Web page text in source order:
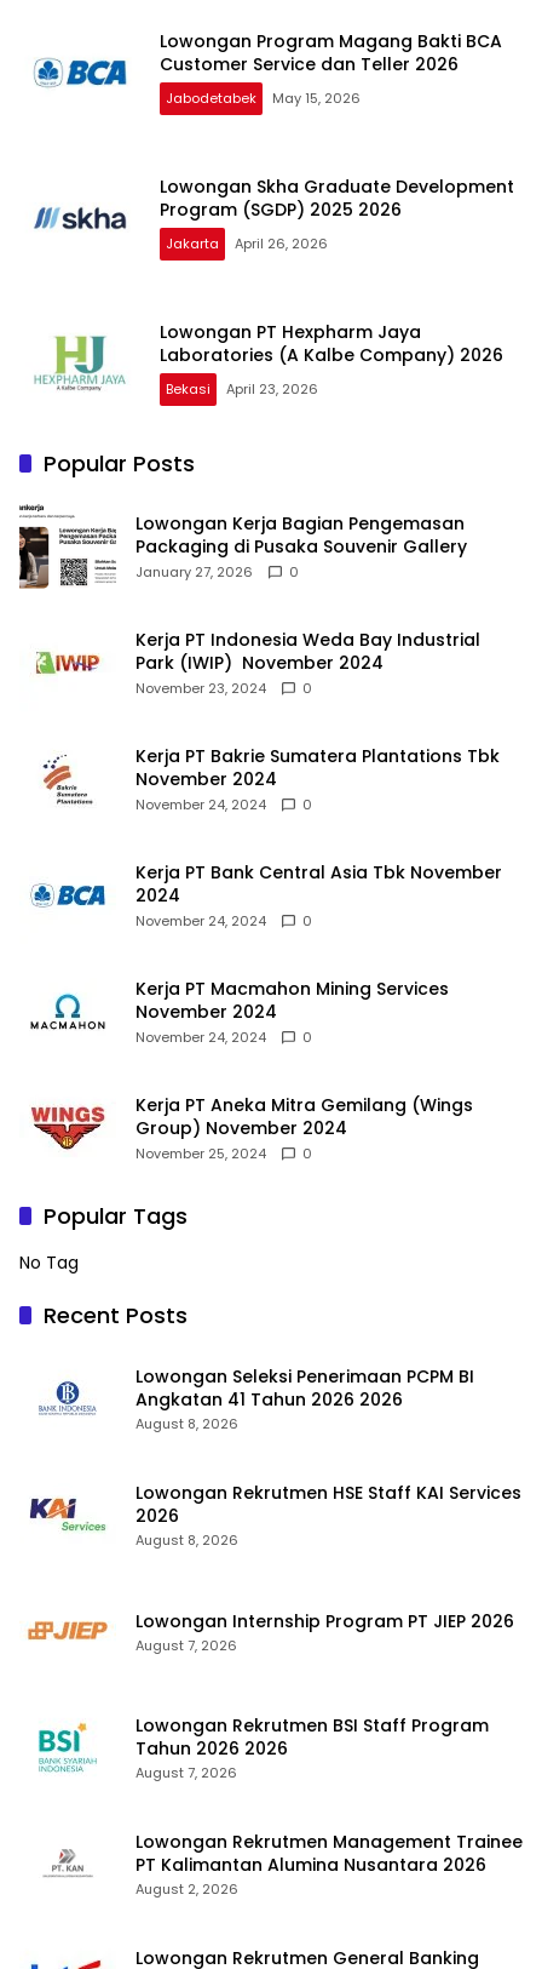
Lowongan Program Magang Bakti BCA
Customer Service dan Teller 2026
Jabodetabek May 15, 2026
Lowongan Skha Graduate Development
Program (SGDP) 2025 2026
Jakarta April 26, 2026
Lowongan PT Hexpharm Jaya
Laboratories (A Kalbe Company) 2026
Bekasi April 23, 2026
Popular Posts
Lowongan Kerja Bagian Pengemasan
Packaging di Pusaka Souvenir Gallery
January 27, 2026 0
Kerja PT Indonesia Weda Bay Industrial
Park (IWIP) November 2024
November 23, 2024 0
Kerja PT Bakrie Sumatera Plantations Tbk
November 2024
November 24, 2024 0
Kerja PT Bank Central Asia Tbk November
2024
November 24, 2024 0
Kerja PT Macmahon Mining Services
November 2024
November 24, 2024 0
Kerja PT Aneka Mitra Gemilang (Wings
Group) November 2024
November 25, 2024 0
Popular Tags
No Tag
Recent Posts
Lowongan Seleksi Penerimaan PCPM BI
Angkatan 41 Tahun 2026 2026
August 8, 2026
Lowongan Rekrutmen HSE Staff KAI Services
2026
August 8, 2026
Lowongan Internship Program PT JIEP 2026
August 7, 2026
Lowongan Rekrutmen BSI Staff Program
Tahun 2026 2026
August 7, 2026
Lowongan Rekrutmen Management Trainee
PT Kalimantan Alumina Nusantara 2026
August 2, 2026
Lowongan Rekrutmen General Banking